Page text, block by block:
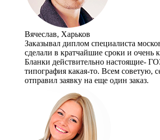
Вячеслав, Харьков
Заказывал диплом специалиста
сделали в кратчайшие сроки и очень
Бланки действительно настоящие-
типография какая-то. Всем советую,
отправил заявку на еще один заказ.